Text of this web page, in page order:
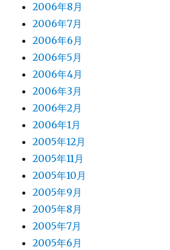
2006年8月
2006年7月
2006年6月
2006年5月
2006年4月
2006年3月
2006年2月
2006年1月
2005年12月
2005年11月
2005年10月
2005年9月
2005年8月
2005年7月
2005年6月